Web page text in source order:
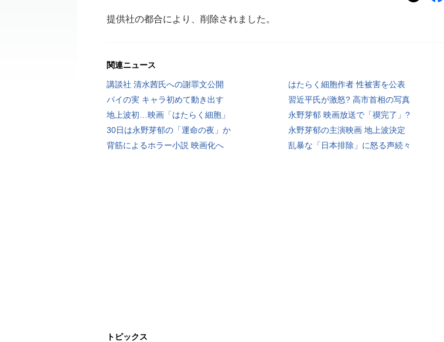
提供社の都合により、削除されました。
関連ニュース
講談社 清水茜氏への謝罪文公開
はたらく細胞作者 性被害を公表
パイの実 キャラ初めて動き出す
習近平氏が激怒? 高市首相の写真
地上波初…映画「はたらく細胞」
永野芽郁 映画放送で「禊完了」?
30日は永野芽郁の「運命の夜」か
永野芽郁の主演映画 地上波決定
背筋によるホラー小説 映画化へ
乱暴な「日本排除」に怒る声続々
トピックス